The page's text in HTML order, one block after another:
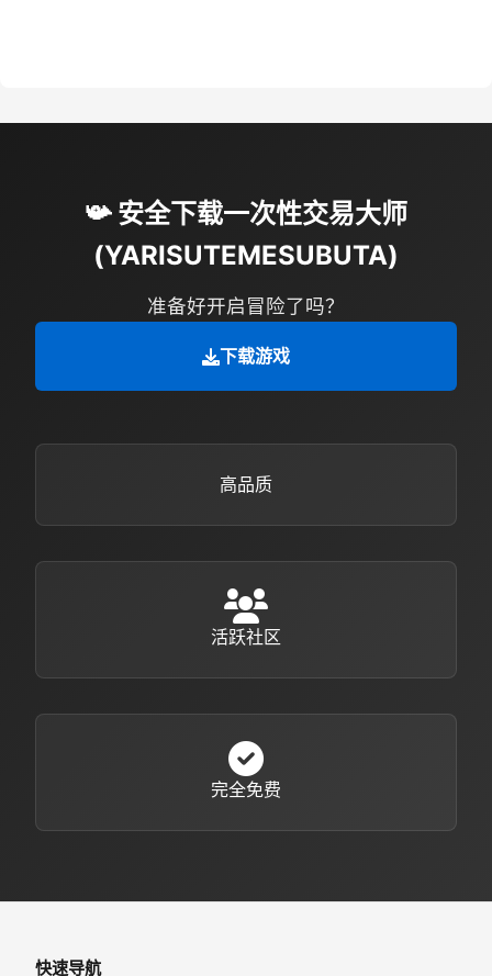
📯 安全下载一次性交易大师
(YARISUTEMESUBUTA)
准备好开启冒险了吗？
下载游戏
高品质
活跃社区
完全免费
快速导航